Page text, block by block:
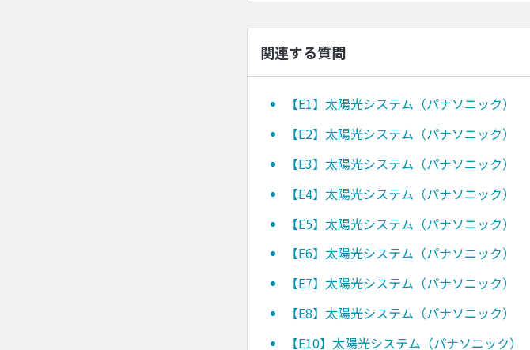
関連する質問
【E1】太陽光システム（パナソニック）
【E2】太陽光システム（パナソニック）
【E3】太陽光システム（パナソニック）
【E4】太陽光システム（パナソニック）
【E5】太陽光システム（パナソニック）
【E6】太陽光システム（パナソニック）
【E7】太陽光システム（パナソニック）
【E8】太陽光システム（パナソニック）
【E10】太陽光システム（パナソニック）